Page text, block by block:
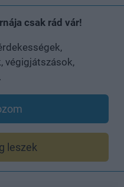
csak rád vár!
végigjátszások,
leszek